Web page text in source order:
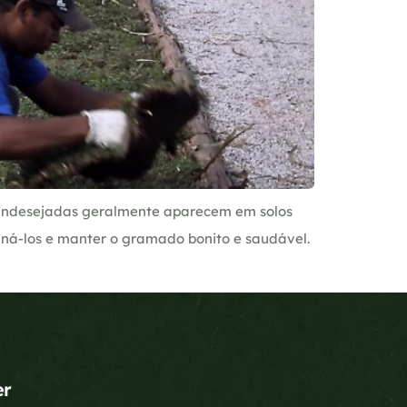
geralmente aparecem em solos
los e manter o gramado bonito e saudável.